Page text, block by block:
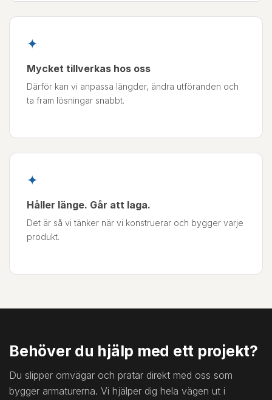
✦
Mycket tillverkas hos oss
Därför kan vi anpassa längder, ändra utföranden och
ta fram lösningar snabbt.
✦
Håller länge. Går att laga.
Det är så vi tänker när vi konstruerar och bygger varje
produkt.
Behöver du hjälp med ett projekt?
Du slipper omvägar och pratar direkt med oss som
bygger armaturerna. Vi hjälper dig hela vägen ut i